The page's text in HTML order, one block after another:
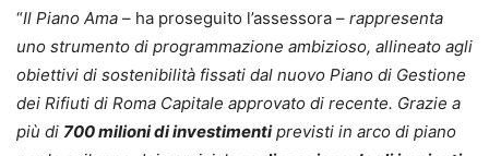
“Il Piano Ama – ha proseguito l’assessora – rappresenta
uno strumento di programmazione ambizioso, allineato agli
obiettivi di sostenibilità fissati dal nuovo Piano di Gestione
dei Rifiuti di Roma Capitale approvato di recente. Grazie a
più di 700 milioni di investimentiprevisti in arco di piano